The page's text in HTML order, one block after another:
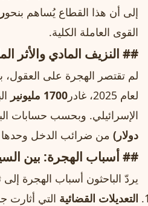
إلى أن هذا القطاع يُساهم بنحو
القوى العاملة الكلية.
## النزيف المادي والأثر
لم تقتصر الهجرة على
لعام 2025، غادر
1700 مليونير
الإسرائيلي. وبحسب حسابات
دولار) من ضرائب الدخل وحدها خلال الفترة
## أسباب الهجرة: بين
يردّ الباحثون أسباب الهجرة
التعديلات القضائية التي أثارت